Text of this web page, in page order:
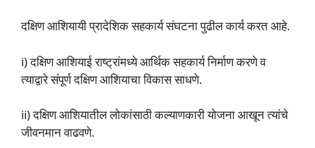
दक्षिण आशियायी प्रादेशिक सहकार्य संघटना पुढील कार्य करत आहे.
i) दक्षिण आशियाई राष्ट्रांमध्ये आर्थिक सहकार्य निर्माण करणे व
त्याद्वारे संपूर्ण दक्षिण आशियाचा विकास साधणे.
ii) दक्षिण आशियातील लोकांसाठी कल्याणकारी योजना आखून त्यांचे
जीवनमान वाढवणे.